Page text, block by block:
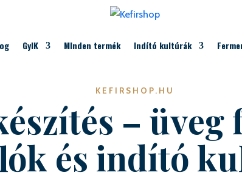
GyIK MInden termék Indító kultúrák
KEFIRSHOP.HU
–
és indító